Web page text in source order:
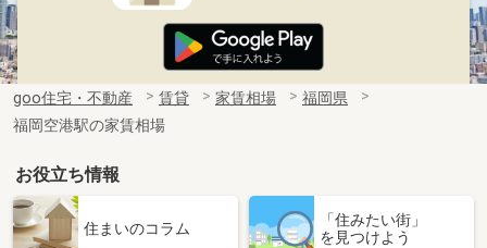
goo住宅・不動産 賃貸 家賃相場
福岡県
福岡空港駅の家賃相場
お役立ち情報
住まいのコラム
「住みたい街」
を見つけよう